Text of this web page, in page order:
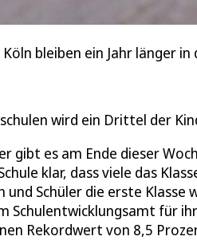
bleiben ein Jahr länger in
wird ein Drittel der
gibt es am Ende dieser
klar, dass viele das
und Schüler die erste
Schulentwicklungsamt für
Rekordwert von 8,5